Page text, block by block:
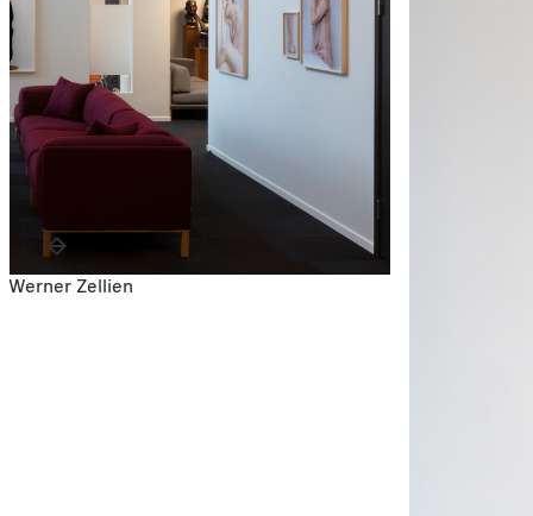
Werner Zellien